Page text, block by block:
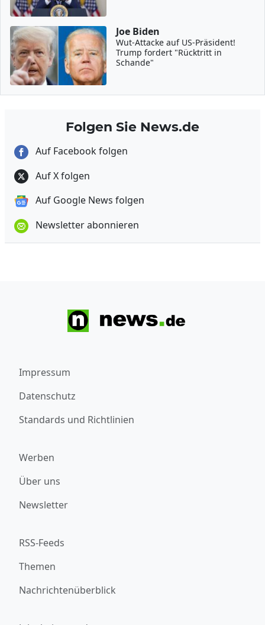
Joe Biden
Wut-Attacke auf US-Präsident!
Trump fordert "Rücktritt in
Schande"
Folgen Sie News.de
Auf Facebook folgen
Auf X folgen
Auf Google News folgen
Newsletter abonnieren
Impressum
Datenschutz
Standards und Richtlinien
Werben
Über uns
Newsletter
RSS-Feeds
Themen
Nachrichtenüberblick